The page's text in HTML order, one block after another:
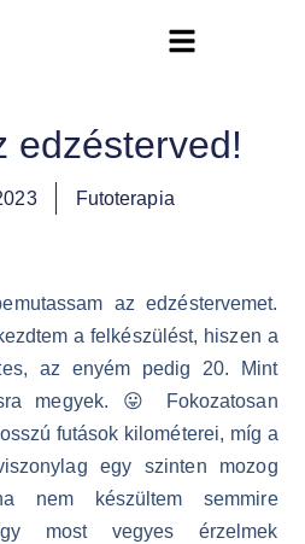
edzésterved!
Futoterapia
az edzéstervemet.
a felkészülést, hiszen a
az enyém pedig 20. Mint
megyek. 😛 Fokozatosan
futások kilométerei, míg a
egy szinten mozog
nem készültem semmire
most vegyes érzelmek